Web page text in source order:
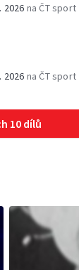
2026 na ČT sport
2026 na ČT sport
10 dílů